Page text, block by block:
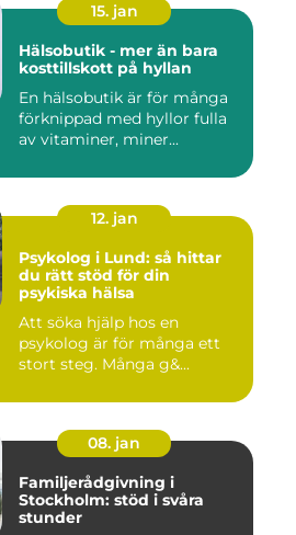
15. jan
Hälsobutik - mer än bara
kosttillskott på hyllan
En hälsobutik är för många
förknippad med hyllor fulla
av vitaminer, miner...
12. jan
Psykolog i Lund: så hittar
du rätt stöd för din
psykiska hälsa
Att söka hjälp hos en
psykolog är för många ett
stort steg. Många g&...
08. jan
Familjerådgivning i
Stockholm: stöd i svåra
stunder